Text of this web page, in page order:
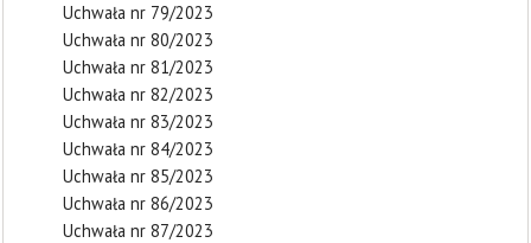
Uchwała nr 79/2023
Uchwała nr 80/2023
Uchwała nr 81/2023
Uchwała nr 82/2023
Uchwała nr 83/2023
Uchwała nr 84/2023
Uchwała nr 85/2023
Uchwała nr 86/2023
Uchwała nr 87/2023